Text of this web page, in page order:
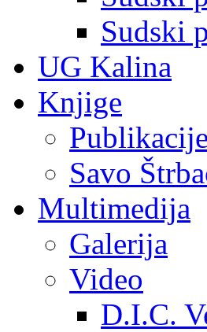
Sudski
UG Kalina
Knjige
Publikacije
Savo
Multimedija
Galerija
Video
D.I.C.